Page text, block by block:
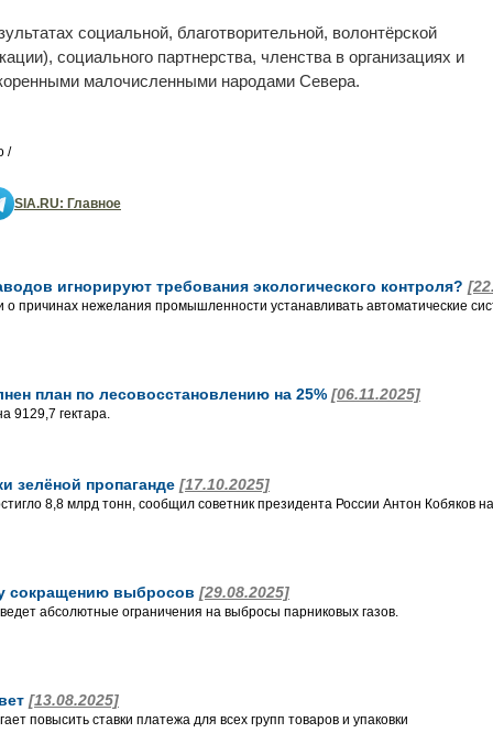
социальной, благотворительной, волонтёрской
социального партнерства, членства в организациях и
малочисленными народами Севера.
/
SIA.RU: Главное
игнорируют требования экологического контроля?
о причинах нежелания промышленности устанавливать автоматические
план по лесовосстановлению на 25% [06.11.2025]
9129,7 гектара.
зелёной пропаганде [17.10.2025]
8,8 млрд тонн, сообщил советник президента России Антон Кобяков
сокращению выбросов [29.08.2025]
абсолютные ограничения на выбросы парниковых газов.
[13.08.2025]
повысить ставки платежа для всех групп товаров и упаковки